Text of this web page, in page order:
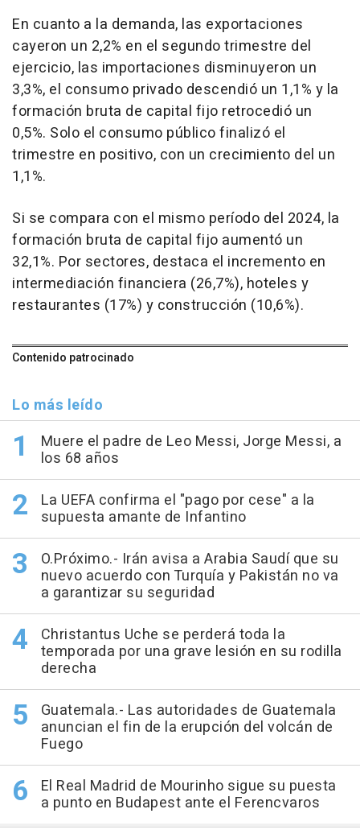
En cuanto a la demanda, las exportaciones
cayeron un 2,2% en el segundo trimestre del
ejercicio, las importaciones disminuyeron un
3,3%, el consumo privado descendió un 1,1% y la
formación bruta de capital fijo retrocedió un
0,5%. Solo el consumo público finalizó el
trimestre en positivo, con un crecimiento del un
1,1%.
Si se compara con el mismo período del 2024, la
formación bruta de capital fijo aumentó un
32,1%. Por sectores, destaca el incremento en
intermediación financiera (26,7%), hoteles y
restaurantes (17%) y construcción (10,6%).
Contenido patrocinado
Lo más leído
Muere el padre de Leo Messi, Jorge Messi, a
los 68 años
La UEFA confirma el "pago por cese" a la
supuesta amante de Infantino
O.Próximo.- Irán avisa a Arabia Saudí que su
nuevo acuerdo con Turquía y Pakistán no va
a garantizar su seguridad
Christantus Uche se perderá toda la
temporada por una grave lesión en su rodilla
derecha
Guatemala.- Las autoridades de Guatemala
anuncian el fin de la erupción del volcán de
Fuego
El Real Madrid de Mourinho sigue su puesta
a punto en Budapest ante el Ferencvaros